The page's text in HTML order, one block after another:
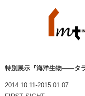
特別展示『海洋生物――タ
2014.10.11-2015.01.07